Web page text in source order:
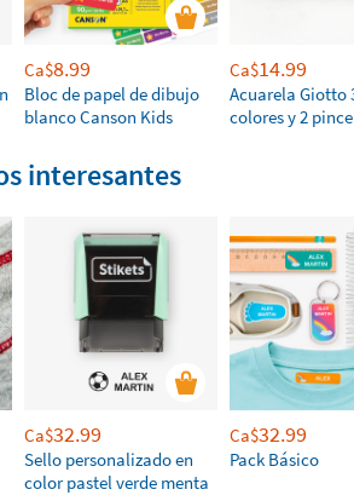
Ca$8.99
Bloc de papel de dibujo
blanco Canson Kids
Ca$14.99
Acuarela Giotto
colores y 2
interesantes
Ca$32.99
Sello personalizado en
color pastel verde menta
Ca$32.99
Pack Básico